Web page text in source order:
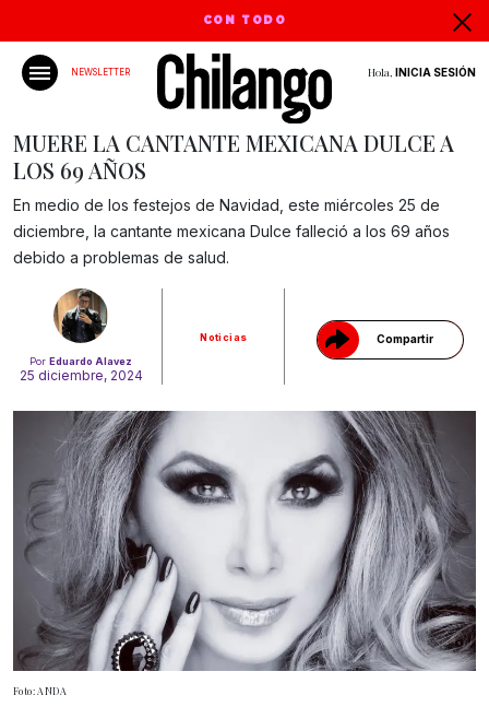
CON TODO
NEWSLETTER Hola, INICIA SESIÓN
PorEduardo Alavez
25 diciembre, 2024
Noticias Compartir
Gracias!
MUERE LA CANTANTE MEXICANA DULCE A
LOS 69 AÑOS
En medio de los festejos de Navidad, este miércoles 25 de
diciembre, la cantante mexicana Dulce falleció a los 69 años
debido a problemas de salud.
Foto: ANDA